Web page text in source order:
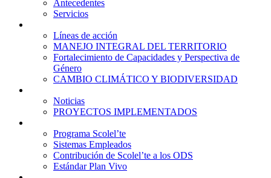
Antecedentes
Servicios
Líneas de acción
MANEJO INTEGRAL DEL TERRITORIO
Fortalecimiento de Capacidades y Perspectiva de
Género
CAMBIO CLIMÁTICO Y BIODIVERSIDAD
Noticias
PROYECTOS IMPLEMENTADOS
Programa Scolel’te
Sistemas Empleados
Contribución de Scolel’te a los ODS
Estándar Plan Vivo